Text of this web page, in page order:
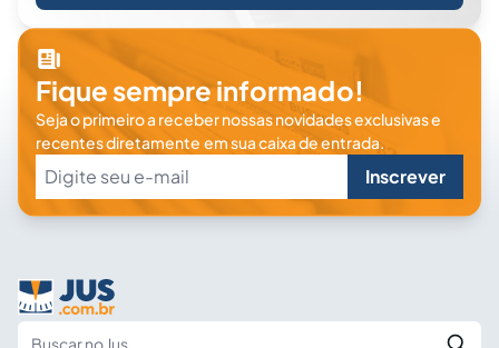
Fique sempre informado!
Seja o primeiro a receber nossas novidades exclusivas e
recentes diretamente em sua caixa de entrada.
Inscrever